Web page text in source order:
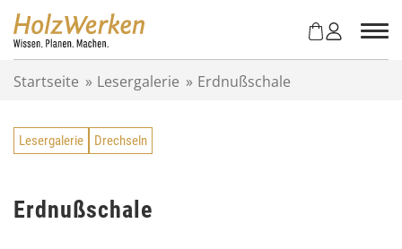
Startseite » Lesergalerie » Erdnußschale
Lesergalerie Drechseln
Erdnußschale